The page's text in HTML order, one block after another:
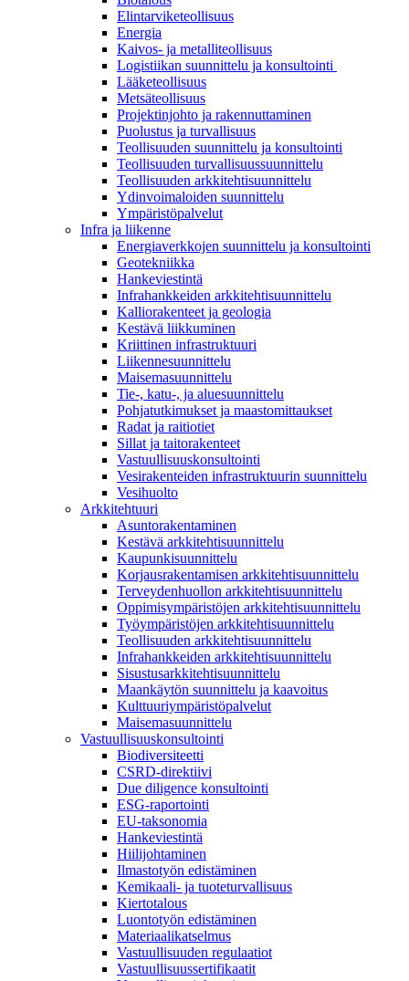
Elintarviketeollisuus
Energia
Kaivos- ja metalliteollisuus
Logistiikan suunnittelu ja konsultointi
Lääketeollisuus
Metsäteollisuus
Projektinjohto ja rakennuttaminen
Puolustus ja turvallisuus
Teollisuuden suunnittelu ja konsultointi
Teollisuuden turvallisuussuunnittelu
Teollisuuden arkkitehtisuunnittelu
Ydinvoimaloiden suunnittelu
Ympäristöpalvelut
Infra ja liikenne
Energiaverkkojen suunnittelu ja konsultointi
Geotekniikka
Hankeviestintä
Infrahankkeiden arkkitehtisuunnittelu
Kalliorakenteet ja geologia
Kestävä liikkuminen
Kriittinen infrastruktuuri
Liikennesuunnittelu
Maisemasuunnittelu
Tie-, katu-, ja aluesuunnittelu
Pohjatutkimukset ja maastomittaukset
Radat ja raitiotiet
Sillat ja taitorakenteet
Vastuullisuuskonsultointi
Vesirakenteiden infrastruktuurin suunnittelu
Vesihuolto
Arkkitehtuuri
Asuntorakentaminen
Kestävä arkkitehtisuunnittelu
Kaupunkisuunnittelu
Korjausrakentamisen arkkitehtisuunnittelu
Terveydenhuollon arkkitehtisuunnittelu
Oppimisympäristöjen arkkitehtisuunnittelu
Työympäristöjen arkkitehtisuunnittelu
Teollisuuden arkkitehtisuunnittelu
Infrahankkeiden arkkitehtisuunnittelu
Sisustusarkkitehtisuunnittelu
Maankäytön suunnittelu ja kaavoitus
Kulttuuriympäristöpalvelut
Maisemasuunnittelu
Vastuullisuuskonsultointi
Biodiversiteetti
CSRD-direktiivi
Due diligence konsultointi
ESG-raportointi
EU-taksonomia
Hankeviestintä
Hiilijohtaminen
Ilmastotyön edistäminen
Kemikaali- ja tuoteturvallisuus
Kiertotalous
Luontotyön edistäminen
Materiaalikatselmus
Vastuullisuuden regulaatiot
Vastuullisuussertifikaatit